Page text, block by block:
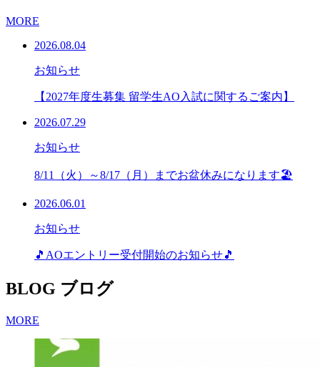
MORE
2026.08.04
お知らせ
【2027年度生募集 留学生AO入試に関するご案内】
2026.07.29
お知らせ
8/11（火）～8/17（月）までお盆休みになります🏖
2026.06.01
お知らせ
🎵AOエントリー受付開始のお知らせ🎵
BLOG ブログ
MORE